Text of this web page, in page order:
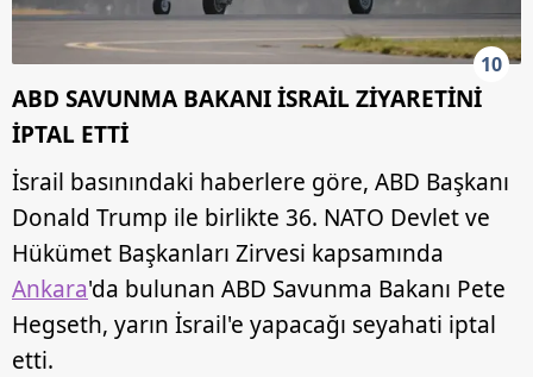
10
ABD SAVUNMA BAKANI İSRAİL ZİYARETİNİ
İPTAL ETTİ
İsrail basınındaki haberlere göre, ABD Başkanı
Donald Trump ile birlikte 36.⁠ ⁠NATO Devlet ve
Hükümet Başkanları Zirvesi kapsamında
Ankara'da bulunan ABD Savunma Bakanı Pete
Hegseth, yarın İsrail'e yapacağı seyahati iptal
etti.